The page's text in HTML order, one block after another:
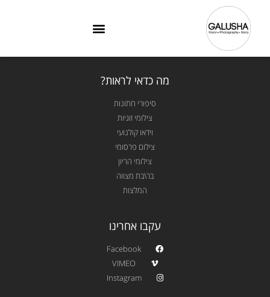
מה כדאי לראות?
סיפורי חתונות
צילומי זוגיות
וידאו קולנועי
צילום פרסומי
צילומי הריון
בר\בת מצווה
המלצות
עקבו אחרינו
Facebook
VIMEO
Instagram